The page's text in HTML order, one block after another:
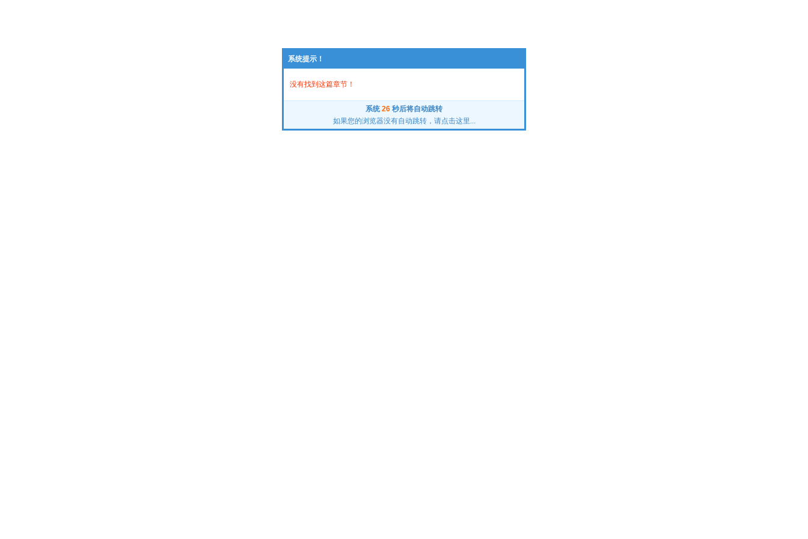
系统提示！
没有找到这篇章节！
系统26 秒后将自动跳转
如果您的浏览器没有自动跳转，请点击这里...